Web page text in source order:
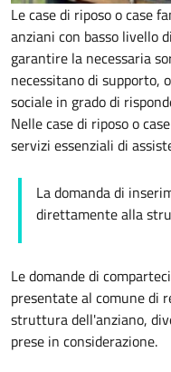
Le case di riposo o case
anziani con basso livello
garantire la necessaria
necessitano di supporto,
sociale in grado di
Nelle case di riposo o
servizi essenziali di
La domanda di
direttamente alla
Le domande di
presentate al comune di
struttura dell'anziano,
prese in considerazione.